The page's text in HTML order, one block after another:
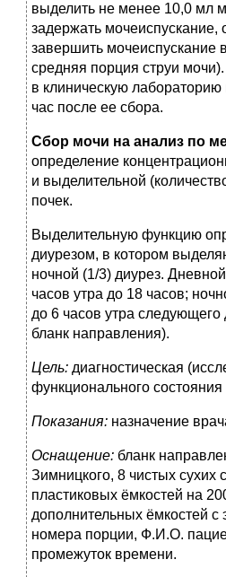
выделить не менее 10,0 мл
задержать мочеиспускание,
завершить мочеиспускание
средняя порция струи
в клиническую
час после ее сбора.
Сбор мочи на анализ по
определение
и выделительной
почек.
Выделительную функцию
диурезом, в котором
ночной (1/3) диурез.
часов утра до 18 часов;
до 6 часов утра следующего
бланк направления).
Цель: диагностическая
функционального состояния
Показания: назначение
Оснащение: бланк
Зимницкого, 8 чистых сухих
пластиковых ёмкостей на
дополнительных ёмкостей с
номера порции, Ф.И.О.
промежуток времени.